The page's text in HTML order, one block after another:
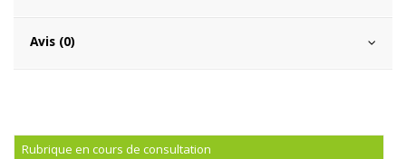
Avis (0)
Rubrique en cours de consultation